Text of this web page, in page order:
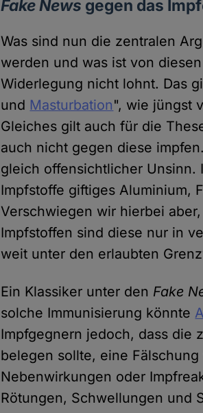
Fake News gegen das
Was sind nun die zentralen
werden und was ist von
Widerlegung nicht lohnt. Das
und Masturbation", wie jüngst
Gleiches gilt auch für die
auch nicht gegen diese
gleich offensichtlicher Unsinn.
Impfstoffe giftiges Aluminium,
Verschwiegen wir hierbei
Impfstoffen sind diese nur in
weit unter den erlaubten
Ein Klassiker unter den Fake
solche Immunisierung könnte
Impfgegnern jedoch, dass die
belegen sollte, eine
Nebenwirkungen oder
Rötungen, Schwellungen und